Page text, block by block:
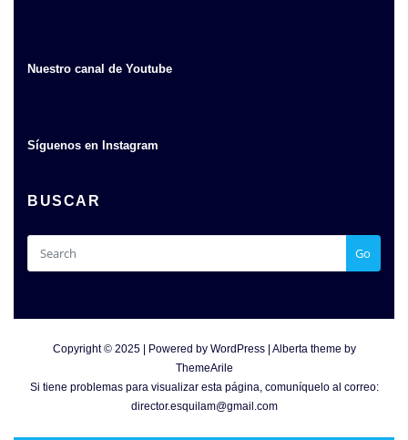
Nuestro canal de Youtube
Síguenos en Instagram
BUSCAR
Go
Copyright © 2025 | Powered by WordPress
Alberta theme by
ThemeArile
Si tiene problemas para visualizar esta página, comuníquelo al correo:
director.esquilam@gmail.com